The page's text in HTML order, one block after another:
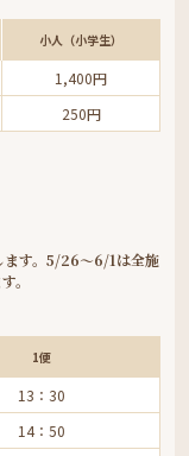
小人（小学生）
1,400円
250円
す。5/26～6/1は全施
。
1便
13：30
14：50